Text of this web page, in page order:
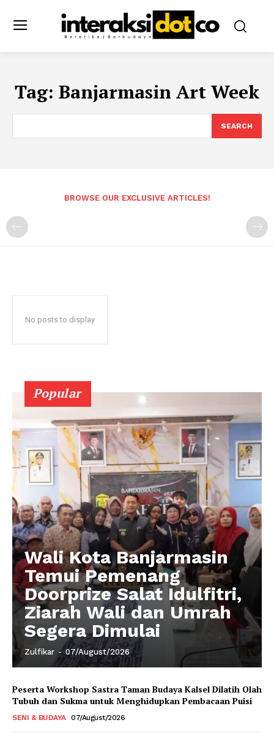
Tag: Banjarmasin Art Week
SEARCH
BROWSE OUR EXCLUSIVE ARTICLES!
No posts to display
Popular
Wali Kota Banjarmasin
Temui Pemenang
Doorprize Salat Idulfitri,
Ziarah Wali dan Umrah
Segera Dimulai
Zulfikar - 07/August/2026
Peserta Workshop Sastra Taman Budaya Kalsel Dilatih Olah
Tubuh dan Sukma untuk Menghidupkan Pembacaan Puisi
SENI & BUDAYA 07/August/2026